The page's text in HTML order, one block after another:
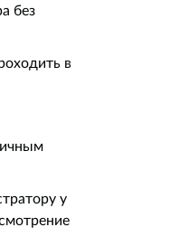
без
в
у